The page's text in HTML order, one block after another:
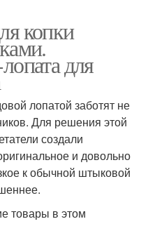
копки
для
лопатой заботят не
Для решения этой
создали
и довольно
к обычной штыковой
товары в этом